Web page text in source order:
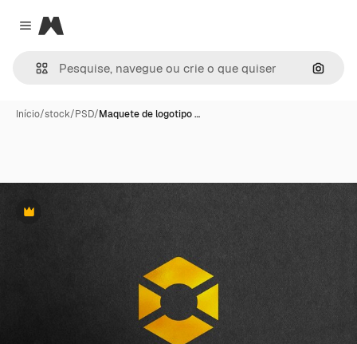
Close menu
Magnific
Início/stock/PSD/Maquete de logotipo …
Premium